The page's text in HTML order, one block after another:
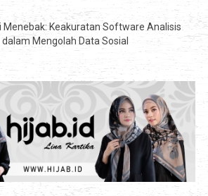
Menebak: Keakuratan Software Analisis
Mengolah Data Sosial